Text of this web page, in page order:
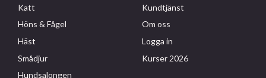
Katt
Höns & Fågel
Häst
Smådjur
Hundsalongen
Kundtjänst
Om oss
Logga in
Kurser 2026